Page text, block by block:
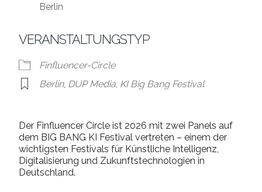
Berlin
VERANSTALTUNGSTYP
Finfluencer-Circle
Berlin, DUP Media, KI Big Bang Festival
Der Finfluencer Circle ist 2026 mit zwei Panels auf
dem BIG BANG KI Festival vertreten – einem der
wichtigsten Festivals für Künstliche Intelligenz,
Digitalisierung und Zukunftstechnologien in
Deutschland.